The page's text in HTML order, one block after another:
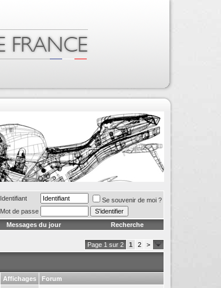
Identifiant
Se souvenir de moi ?
Mot de passe
Messages du jour Recherche
Page 1 sur 2 1 2 >
Affichages Forum